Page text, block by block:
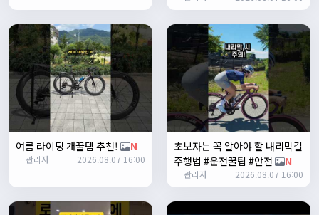
안녕하세요
1/27/2025
루나워커20:37:55
좋네요. 이것저것 많이요
열심히타자 21:12:34
설연휴인데 날씨가..ㅠㅠ
1/28/2025
꼬유10:07:01
2chun09:38:46
여름 라이딩 개꿀템 추천! N
관리자 2026.08.07 16:00
초보자는 꼭 알아야 할 내리막길
주행법 #운전꿀팁 #안전
N
관리자 2026.08.07 16:00